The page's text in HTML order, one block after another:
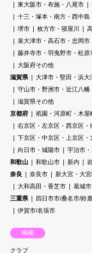
東大阪市・布施・八尾市
十三・塚本・南方・西中島
堺市
枚方市・寝屋川
泉大津市・高石市・忠岡市
藤井寺市・羽曳野市・松原
大阪府その他
滋賀県
大津市・堅田・浜大
守山市・野洲市・近江八幡
滋賀県その他
京都府
祇園・河原町・木屋
右京区・左京区・西京区・
下京区・中京区・上京区・
向日市・城陽市
宇治市
和歌山
和歌山市 新内
奈良
奈良市 新大宮・大
大和高田・香芝市
葛城
三重県
四日市市/桑名市/鈴
伊賀市/名張市
職種
クラブ